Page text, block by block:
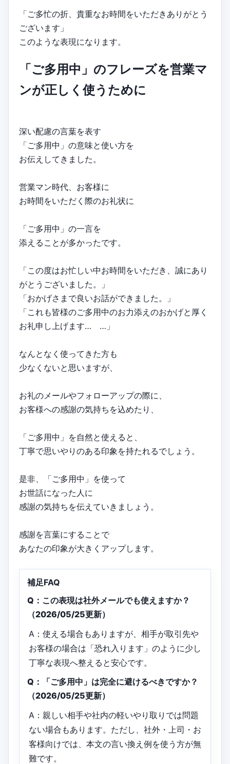
「ご多忙の折、貴重なお時間をいただきありがとう
ございます」
このような表現になります。
「ご多用中」のフレーズを営業マ
ンが正しく使うために
深い配慮の言葉を表す
「ご多用中」の意味と使い方を
お伝えしてきました。
営業マン時代、お客様に
お時間をいただく際のお礼状に
「ご多用中」の一言を
添えることが多かったです。
「この度はお忙しい中お時間をいただき、誠にあり
がとうございました。」
「おかげさまで良いお話ができました。」
「これも皆様のご多用中のお力添えのおかげと厚く
お礼申し上げます… …」
なんとなく使ってきた方も
少なくないと思いますが、
お礼のメールやフォローアップの際に、
お客様への感謝の気持ちを込めたり、
「ご多用中」を自然と使えると、
丁寧で思いやりのある印象を持たれるでしょう。
是非、「ご多用中」を使って
お世話になった人に
感謝の気持ちを伝えていきましょう。
感謝を言葉にすることで
あなたの印象が大きくアップします。
補足FAQ
Q：この表現は社外メールでも使えますか？
（2026/05/25更新）
A：使える場合もありますが、相手が取引先や
お客様の場合は「恐れ入ります」のように少し
丁寧な表現へ整えると安心です。
Q：「ご多用中」は完全に避けるべきですか？
（2026/05/25更新）
A：親しい相手や社内の軽いやり取りでは問題
ない場合もあります。ただし、社外・上司・お
客様向けでは、本文の言い換え例を使う方が無
難です。